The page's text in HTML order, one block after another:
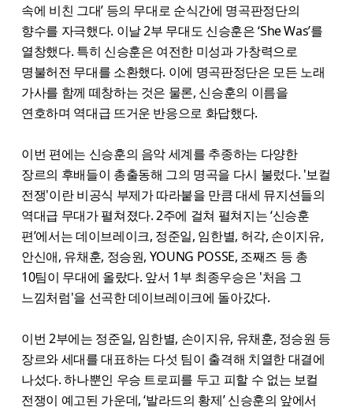
속에 비친 그대’ 등의 무대로 순식간에 명곡판정단의
향수를 자극했다. 이날 2부 무대도 신승훈은 ‘She Was’를
열창했다. 특히 신승훈은 여전한 미성과 가창력으로
명불허전 무대를 소환했다. 이에 명곡판정단은 모든 노래
가사를 함께 떼창하는 것은 물론, 신승훈의 이름을
연호하며 역대급 뜨거운 반응으로 화답했다.
이번 편에는 신승훈의 음악 세계를 추종하는 다양한
장르의 후배들이 총출동해 그의 명곡을 다시 불렀다. '보컬
전쟁'이란 비공식 부제가 따라붙을 만큼 대세 뮤지션들의
역대급 무대가 펼쳐졌다. 2주에 걸쳐 펼쳐지는 ‘신승훈
편’에서는 데이브레이크, 정준일, 임한별, 허각, 손이지유,
안신애, 유채훈, 정승원, YOUNG POSSE, 조째즈 등 총
10팀이 무대에 올랐다. 앞서 1부 최종우승은 '처음 그
느낌처럼'을 선곡한 데이브레이크에 돌아갔다.
이번 2부에는 정준일, 임한별, 손이지유, 유채훈, 정승원 등
장르와 세대를 대표하는 다섯 팀이 출격해 치열한 대결에
나섰다. 하나뿐인 우승 트로피를 두고 피할 수 없는 보컬
전쟁이 예고된 가운데, ‘발라드의 황제’ 신승훈의 앞에서